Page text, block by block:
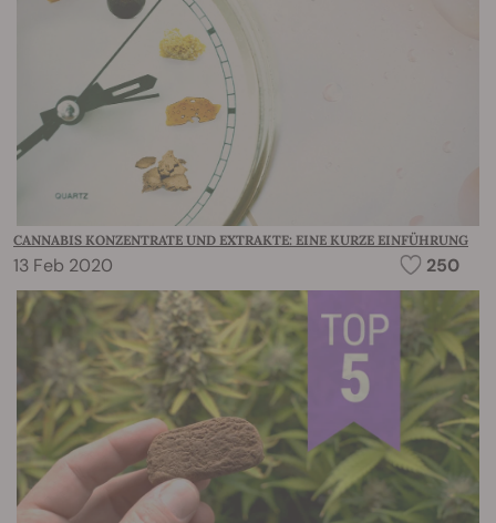
CANNABIS KONZENTRATE UND EXTRAKTE: EINE KURZE EINFÜHRUNG
13 Feb 2020 250